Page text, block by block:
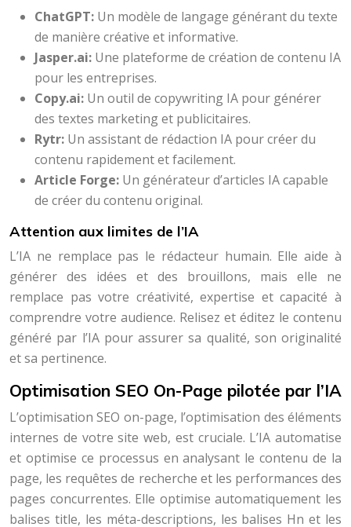
ChatGPT: Un modèle de langage générant du texte
de manière créative et informative.
Jasper.ai: Une plateforme de création de contenu IA
pour les entreprises.
Copy.ai: Un outil de copywriting IA pour générer
des textes marketing et publicitaires.
Rytr: Un assistant de rédaction IA pour créer du
contenu rapidement et facilement.
Article Forge: Un générateur d’articles IA capable
de créer du contenu original.
Attention aux limites de l’IA
L’IA ne remplace pas le rédacteur humain. Elle aide à
générer des idées et des brouillons, mais elle ne
remplace pas votre créativité, expertise et capacité à
comprendre votre audience. Relisez et éditez le contenu
généré par l’IA pour assurer sa qualité, son originalité
et sa pertinence.
Optimisation SEO On-Page pilotée par l’IA
L’optimisation SEO on-page, l’optimisation des éléments
internes de votre site web, est cruciale. L’IA automatise
et optimise ce processus en analysant le contenu de la
page, les requêtes de recherche et les performances des
pages concurrentes. Elle optimise automatiquement les
balises title, les méta-descriptions, les balises Hn et les